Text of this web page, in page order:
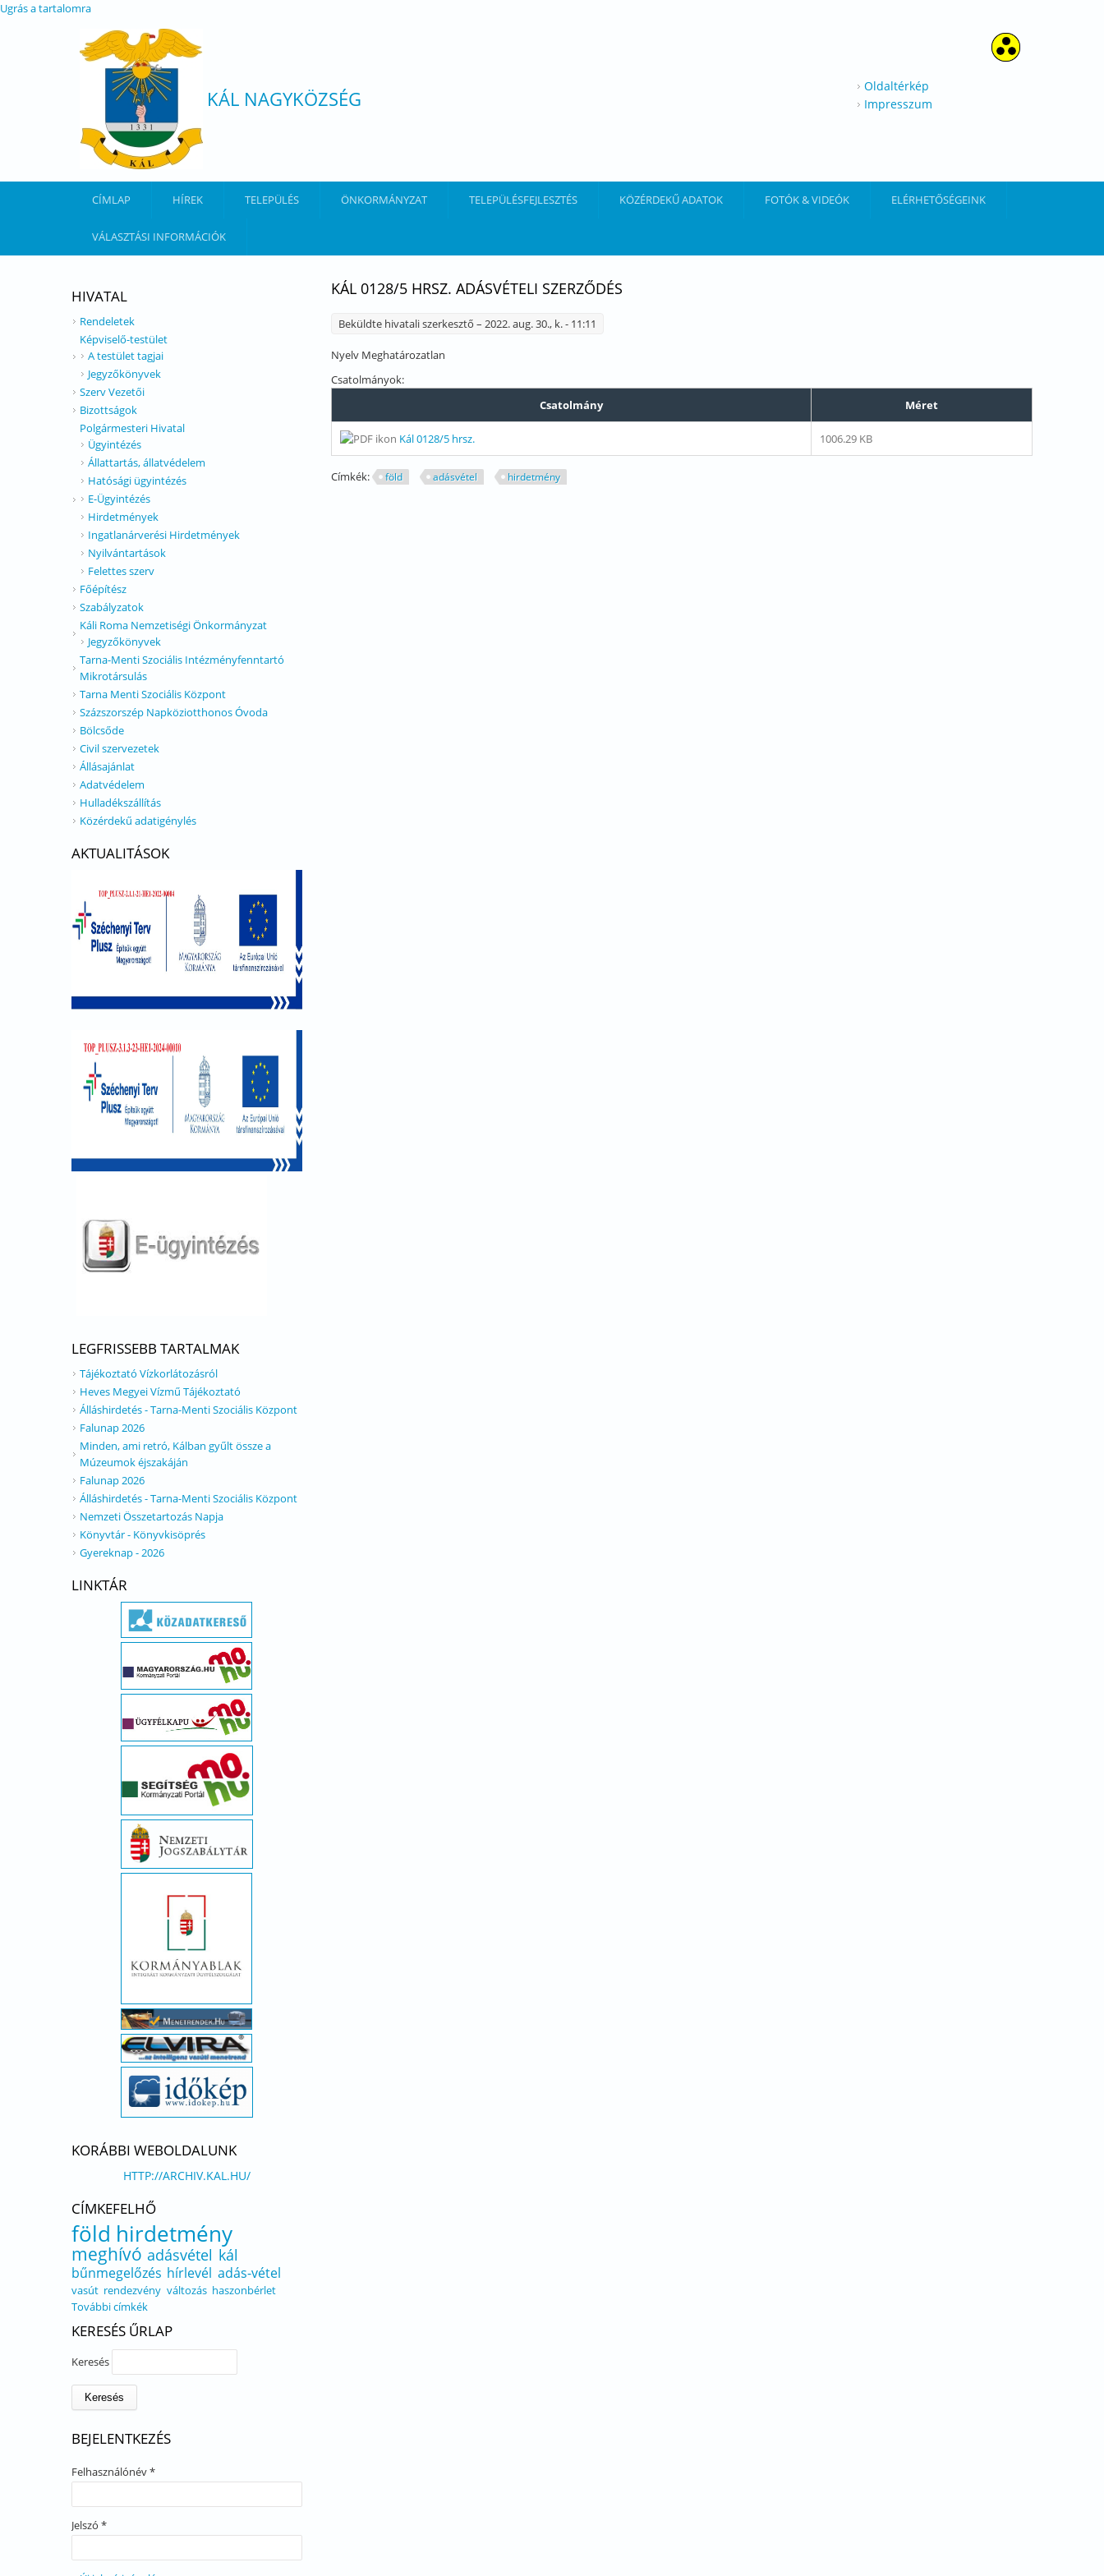
Ugrás a tartalomra
KÁL NAGYKÖZSÉG
Oldaltérkép
Impresszum
CÍMLAP HÍREK TELEPÜLÉS ÖNKORMÁNYZAT TELEPÜLÉSFEJLESZTÉS KÖZÉRDEKŰ ADATOK FOTÓK & VIDEÓK ELÉRHETŐSÉGEINK
VÁLASZTÁSI INFORMÁCIÓK
KÁL 0128/5 HRSZ. ADÁSVÉTELI SZERZŐDÉS
Beküldte hivatali szerkesztő – 2022. aug. 30., k. - 11:11
Nyelv Meghatározatlan
Csatolmányok:
Csatolmány
Méret
Kál 0128/5 hrsz. 1006.29 KB
Címkék: föld adásvétel hirdetmény
HIVATAL
Rendeletek
Képviselő-testület
A testület tagjai
Jegyzőkönyvek
Szerv Vezetői
Bizottságok
Polgármesteri Hivatal
Ügyintézés
Állattartás, állatvédelem
Hatósági ügyintézés
E-Ügyintézés
Hirdetmények
Ingatlanárverési Hirdetmények
Nyilvántartások
Felettes szerv
Főépítész
Szabályzatok
Káli Roma Nemzetiségi Önkormányzat
Jegyzőkönyvek
Tarna-Menti Szociális Intézményfenntartó
Mikrotársulás
Tarna Menti Szociális Központ
Százszorszép Napköziotthonos Óvoda
Bölcsőde
Civil szervezetek
Állásajánlat
Adatvédelem
Hulladékszállítás
Közérdekű adatigénylés
AKTUALITÁSOK
LEGFRISSEBB TARTALMAK
Tájékoztató Vízkorlátozásról
Heves Megyei Vízmű Tájékoztató
Álláshirdetés - Tarna-Menti Szociális Központ
Falunap 2026
Minden, ami retró, Kálban gyűlt össze a
Múzeumok éjszakáján
Falunap 2026
Álláshirdetés - Tarna-Menti Szociális Központ
Nemzeti Összetartozás Napja
Könyvtár - Könyvkisöprés
Gyereknap - 2026
LINKTÁR
KORÁBBI WEBOLDALUNK
HTTP://ARCHIV.KAL.HU/
CÍMKEFELHŐ
föld hirdetmény
meghívó adásvétel kál
bűnmegelőzés hírlevél adás-vétel
vasút rendezvény változás haszonbérlet
További címkék
KERESÉS ŰRLAP
Keresés
BEJELENTKEZÉS
Felhasználónév*
Jelszó *